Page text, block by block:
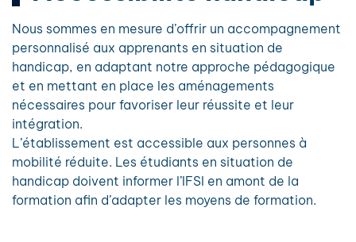
Nous sommes en mesure d’offrir un accompagnement
personnalisé aux apprenants en situation de
handicap, en adaptant notre approche pédagogique
et en mettant en place les aménagements
nécessaires pour favoriser leur réussite et leur
intégration.
L’établissement est accessible aux personnes à
mobilité réduite. Les étudiants en situation de
handicap doivent informer l’IFSI en amont de la
formation afin d’adapter les moyens de formation.